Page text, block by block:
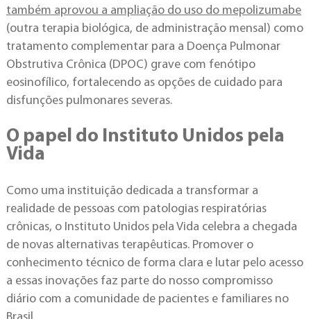
também aprovou a ampliação do uso do mepolizumabe
(outra terapia biológica, de administração mensal) como
tratamento complementar para a Doença Pulmonar
Obstrutiva Crônica (DPOC) grave com fenótipo
eosinofílico, fortalecendo as opções de cuidado para
disfunções pulmonares severas.
O papel do Instituto Unidos pela
Vida
Como uma instituição dedicada a transformar a
realidade de pessoas com patologias respiratórias
crônicas, o Instituto Unidos pela Vida celebra a chegada
de novas alternativas terapêuticas. Promover o
conhecimento técnico de forma clara e lutar pelo acesso
a essas inovações faz parte do nosso compromisso
diário com a comunidade de pacientes e familiares no